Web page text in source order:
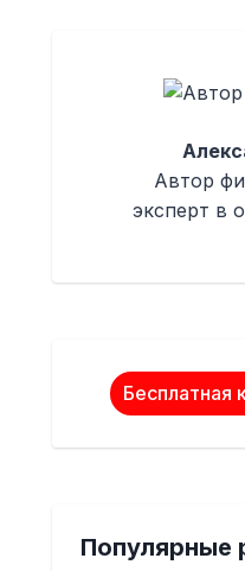
Автор
эксперт в
Бесплатная
Популярные